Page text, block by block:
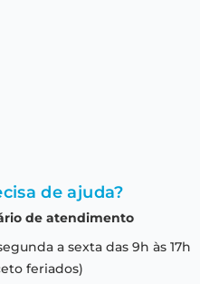
de ajuda?
de atendimento
a sexta das 9h às 17h
feriados)